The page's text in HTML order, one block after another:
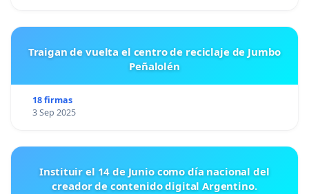
Traigan de vuelta el centro de reciclaje de Jumbo
Peñalolén
18 firmas
3 Sep 2025
Instituir el 14 de Junio como día nacional del
creador de contenido digital Argentino.